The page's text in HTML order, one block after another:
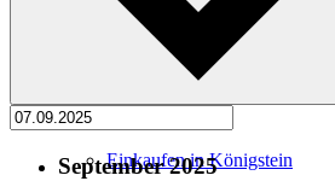
Wochenmarkt
Einkaufen in Königstein
September 2025